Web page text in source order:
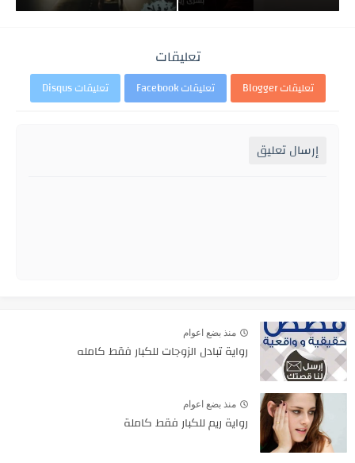
تعليقات
تعليقات Blogger تعليقات Facebook تعليقات Disqus
إرسال تعليق
منذ بضع اعوام
رواية تبادل الزوجات للكبار فقط كامله
منذ بضع اعوام
رواية ريم للكبار فقط كاملة